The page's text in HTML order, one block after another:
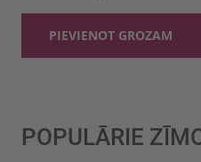
PIEVIENOT GROZAM
POPULĀRIE